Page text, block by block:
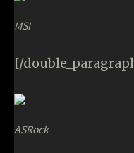
MSI
[/
ASRock